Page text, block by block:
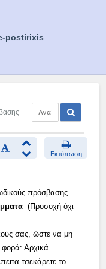
postirixis
Εκτύπωση
πρόσβασης
(Προσοχή όχι
σας, ώστε να μη
φορά: Αρχικά
τσεκάρετε το